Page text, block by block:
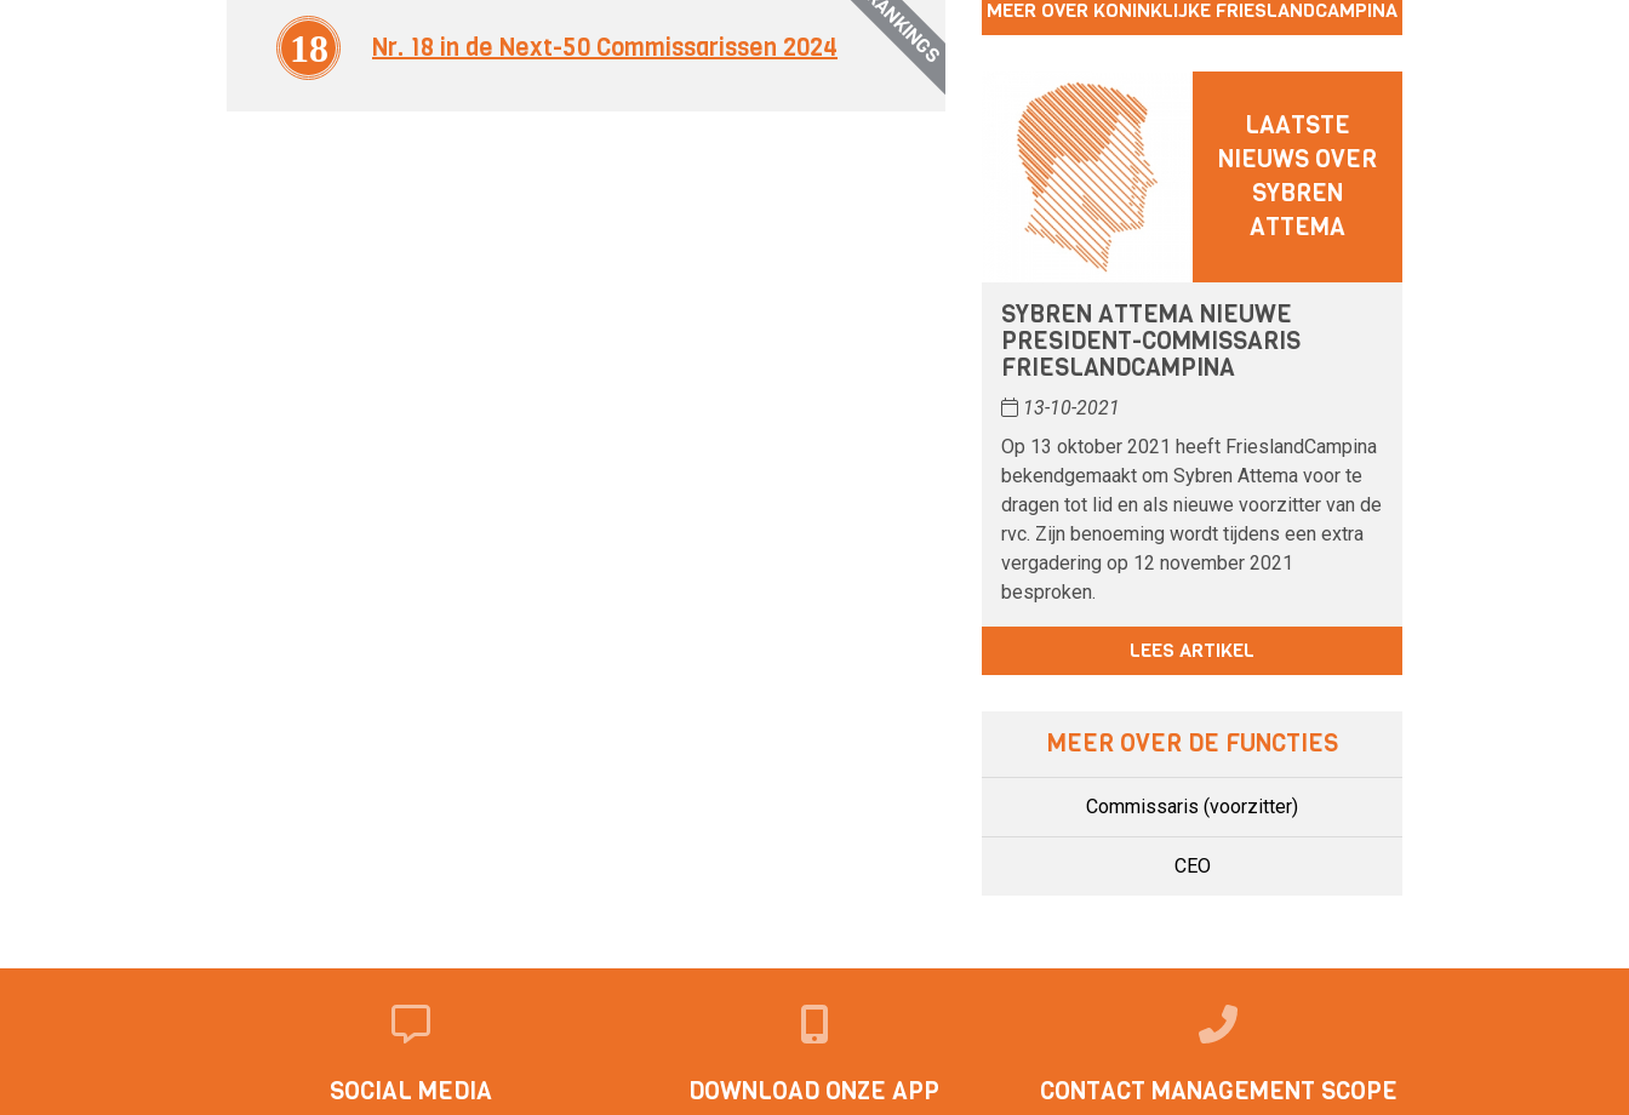
RANKINGS
18 Nr. 18 in de Next-50 Commissarissen 2024
MEER OVER KONINKLIJKE FRIESLANDCAMPINA
LAATSTE
NIEUWS OVER
SYBREN
ATTEMA
SYBREN ATTEMA NIEUWE
PRESIDENT-COMMISSARIS
FRIESLANDCAMPINA
13-10-2021
Op 13 oktober 2021 heeft FrieslandCampina
bekendgemaakt om Sybren Attema voor te
dragen tot lid en als nieuwe voorzitter van de
rvc. Zijn benoeming wordt tijdens een extra
vergadering op 12 november 2021
besproken.
LEES ARTIKEL
MEER OVER DE FUNCTIES
Commissaris (voorzitter)
CEO
SOCIAL MEDIA DOWNLOAD ONZE APP CONTACT MANAGEMENT SCOPE